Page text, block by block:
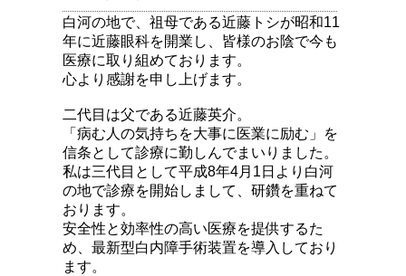
白河の地で、祖母である近藤トシが昭和11
年に近藤眼科を開業し、皆様のお陰で今も
医療に取り組めております。
心より感謝を申し上げます。
二代目は父である近藤英介。
「病む人の気持ちを大事に医業に励む」を
信条として診療に勤しんでまいりました。
私は三代目として平成8年4月1日より白河
の地で診療を開始しまして、研鑽を重ねて
おります。
安全性と効率性の高い医療を提供するた
め、最新型白内障手術装置を導入しており
ます。